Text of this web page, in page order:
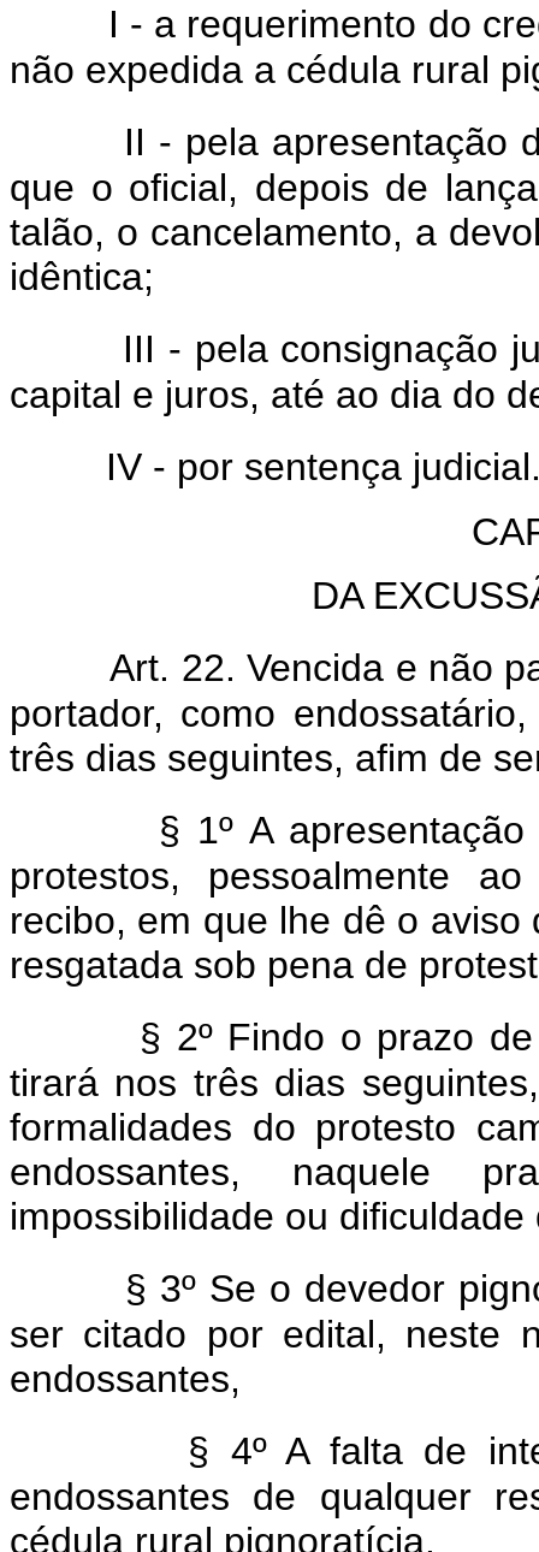
I - a requerimento do
não expedida a cédula rural
II - pela apresentação
que o oficial, depois de
talão, o cancelamento, a
idêntica;
III - pela consignação
capital e juros, até ao dia do
IV - por sentença
DA
Art. 22. Vencida e não
portador, como
três dias seguintes, afim de
§ 1º A
protestos, pessoalmente
recibo, em que lhe dê o
resgatada sob pena de
§ 2º Findo o prazo
tirará nos três dias
formalidades do protesto
endossantes, naquele
impossibilidade ou
§ 3º Se o devedor
ser citado por edital, neste
endossantes,
§ 4º A falta de
endossantes de qualquer
cédula rural pignoratícia.